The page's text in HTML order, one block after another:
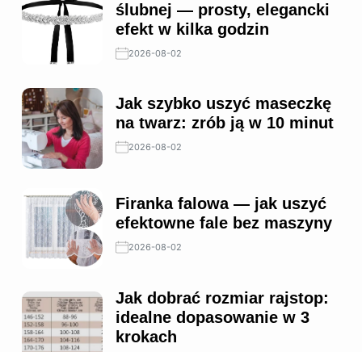
ślubnej — prosty, elegancki
efekt w kilka godzin
2026-08-02
Jak szybko uszyć maseczkę
na twarz: zrób ją w 10 minut
2026-08-02
Firanka falowa — jak uszyć
efektowne fale bez maszyny
2026-08-02
Jak dobrać rozmiar rajstop:
idealne dopasowanie w 3
krokach